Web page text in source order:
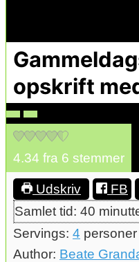
opskrift
4.34 fra 6 stemmer
Udskriv FB
Samlet tid: 40
Servings: 4 personer
Author: Beate